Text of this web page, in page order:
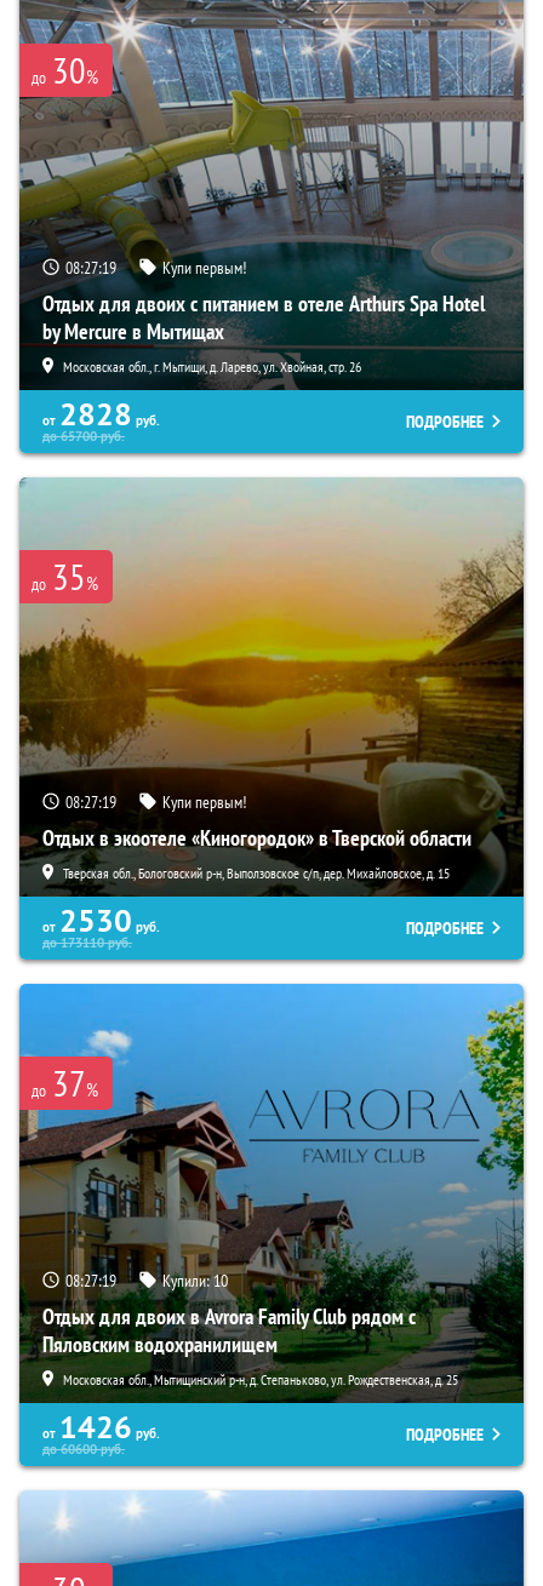
до 30%
08:27:18 Купи первым!
Отдых для двоих с питанием в отеле Arthurs Spa Hotel
by Mercure в Мытищах
Московская обл., г. Мытищи, д. Ларево, ул. Хвойная, стр. 26
от 2828 руб.
до65700руб.
ПОДРОБНЕЕ
до 35%
08:27:18 Купи первым!
Отдых в экоотеле «Киногородок» в Тверской области
Тверская обл., Бологовский р-н, Выползовское с/п, дер. Михайловское, д. 15
от 2530 руб.
до173110руб.
ПОДРОБНЕЕ
до 37%
08:27:18 Купили:10
Отдых для двоих в Avrora Family Club рядом с
Пяловским водохранилищем
Московская обл., Мытищинский р-н, д. Степаньково, ул. Рождественская, д. 25
от 1426 руб.
до60600руб.
ПОДРОБНЕЕ